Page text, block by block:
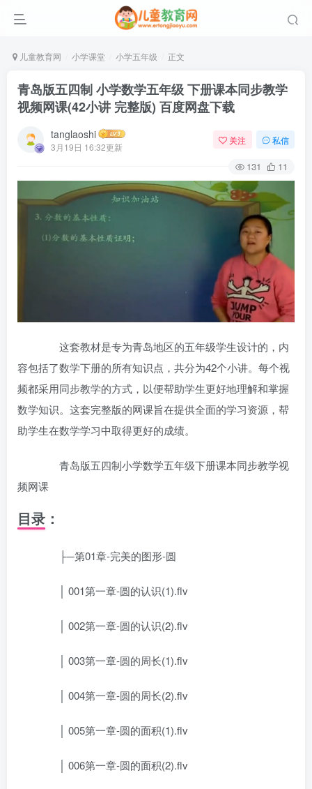
儿童教育网 小学课堂 小学五年级 正文
青岛版五四制 小学数学五年级 下册课本同步教学
视频网课(42小讲 完整版) 百度网盘下载
tanglaoshi
3月19日 16:32更新
关注 私信
131 11
这套教材是专为青岛地区的五年级学生设计的，内
容包括了数学下册的所有知识点，共分为42个小讲。每个视
频都采用同步教学的方式，以便帮助学生更好地理解和掌握
数学知识。这套完整版的网课旨在提供全面的学习资源，帮
助学生在数学学习中取得更好的成绩。
青岛版五四制小学数学五年级下册课本同步教学视
频网课
目录：
├─第01章-完美的图形-圆
│ 001第一章-圆的认识(1).flv
│ 002第一章-圆的认识(2).flv
│ 003第一章-圆的周长(1).flv
│ 004第一章-圆的周长(2).flv
│ 005第一章-圆的面积(1).flv
│ 006第一章-圆的面积(2).flv